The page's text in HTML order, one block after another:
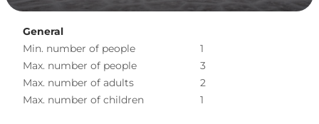
General
Min. number of people
1
Max. number of people
3
Max. number of adults
2
Max. number of children
1